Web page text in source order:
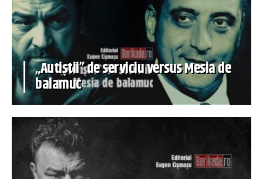
„Autiștii” de serviciu versus Mesia de
balamuc